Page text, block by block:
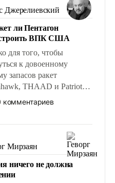
Джерелиевский
ли Пентагон
ВПК США
для того, чтобы
к довоенному
запасов ракет
THAAD и Patriot
более трех
небольшая война с
арсеналы.
ситуация
многолетний период
США, например,
Китаем.
комментариев
Мирзаян
ничего не должна